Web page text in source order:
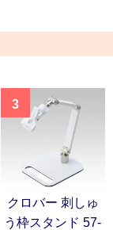
3
クロバー 刺しゅ
う枠スタンド 57-